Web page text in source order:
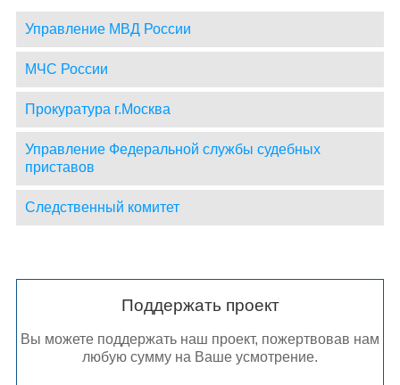
Управление МВД России
МЧС России
Прокуратура г.Москва
Управление Федеральной службы судебных
приставов
Следственный комитет
Поддержать проект
Вы можете поддержать наш проект, пожертвовав нам
любую сумму на Ваше усмотрение.